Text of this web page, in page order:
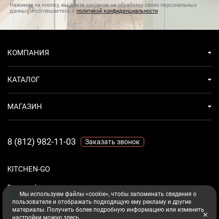
Тип управления электронное
Управление
Установка
Нажимая на кнопку, вы даете согласие на обработку своих персональных
данных и соглашаетесь с политикой конфиденциальности
KITCHEN-GO
Ваш комфорт - дело техники.
КОМПАНИЯ
КАТАЛОГ
МАГАЗИН
8 (812) 982-11-03 Заказать звонок
Мы используем файлы «cookie», чтобы запоминать сведения о
пользователе и отображать подходящую ему рекламу и другие
материалы. Получить более подробную информацию или изменить
настройки можно здесь.